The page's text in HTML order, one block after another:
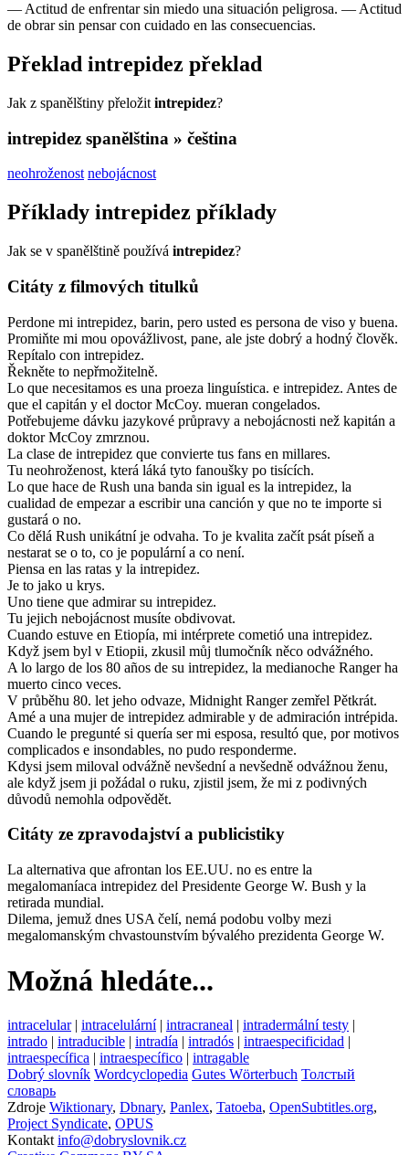
— Actitud de enfrentar sin miedo una situación peligrosa. — Actitud
de obrar sin pensar con cuidado en las consecuencias.
Překlad intrepidez překlad
Jak z spanělštiny přeložit intrepidez?
intrepidez spanělština » čeština
neohroženost nebojácnost
Příklady intrepidez příklady
Jak se v spanělštině používá intrepidez?
Citáty z filmových titulků
Perdone mi intrepidez, barin, pero usted es persona de viso y buena.
Promiňte mi mou opovážlivost, pane, ale jste dobrý a hodný člověk.
Repítalo con intrepidez.
Řekněte to nepřmožitelně.
Lo que necesitamos es una proeza linguística. e intrepidez. Antes de
que el capitán y el doctor McCoy. mueran congelados.
Potřebujeme dávku jazykové průpravy a nebojácnosti než kapitán a
doktor McCoy zmrznou.
La clase de intrepidez que convierte tus fans en millares.
Tu neohroženost, která láká tyto fanoušky po tisících.
Lo que hace de Rush una banda sin igual es la intrepidez, la
cualidad de empezar a escribir una canción y que no te importe si
gustará o no.
Co dělá Rush unikátní je odvaha. To je kvalita začít psát píseň a
nestarat se o to, co je populární a co není.
Piensa en las ratas y la intrepidez.
Je to jako u krys.
Uno tiene que admirar su intrepidez.
Tu jejich nebojácnost musíte obdivovat.
Cuando estuve en Etiopía, mi intérprete cometió una intrepidez.
Když jsem byl v Etiopii, zkusil můj tlumočník něco odvážného.
A lo largo de los 80 años de su intrepidez, la medianoche Ranger ha
muerto cinco veces.
V průběhu 80. let jeho odvaze, Midnight Ranger zemřel Pětkrát.
Amé a una mujer de intrepidez admirable y de admiración intrépida.
Cuando le pregunté si quería ser mi esposa, resultó que, por motivos
complicados e insondables, no pudo responderme.
Kdysi jsem miloval odvážně nevšední a nevšedně odvážnou ženu,
ale když jsem ji požádal o ruku, zjistil jsem, že mi z podivných
důvodů nemohla odpovědět.
Citáty ze zpravodajství a publicistiky
La alternativa que afrontan los EE.UU. no es entre la
megalomaníaca intrepidez del Presidente George W. Bush y la
retirada mundial.
Dilema, jemuž dnes USA čelí, nemá podobu volby mezi
megalomanským chvastounstvím bývalého prezidenta George W.
Možná hledáte...
intracelular | intracelulární | intracraneal | intradermální testy |
intrado | intraducible | intradía | intradós | intraespecificidad |
intraespecífica | intraespecífico | intragable
Dobrý slovník Wordcyclopedia Gutes Wörterbuch Толстый
словарь
Zdroje Wiktionary, Dbnary, Panlex, Tatoeba, OpenSubtitles.org,
Project Syndicate, OPUS
Kontakt info@dobryslovnik.cz